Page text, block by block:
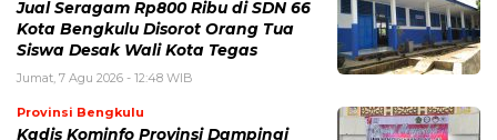
Jual Seragam Rp800 Ribu di SDN 66
Kota Bengkulu Disorot Orang Tua
Siswa Desak Wali Kota Tegas
Jumat, 7 Agu 2026 - 12:48 WIB
Provinsi Bengkulu
Kadis Kominfo Provinsi Dampingi